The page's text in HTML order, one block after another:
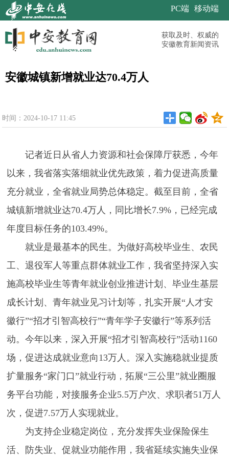
PC端 移动端
获取及时、权威的
安徽教育新闻资讯
安徽城镇新增就业达70.4万人
时间：2024-10-17 11:45
记者近日从省人力资源和社会保障厅获悉，今年
以来，我省落实落细就业优先政策，着力促进高质量
充分就业，全省就业局势总体稳定。截至目前，全省
城镇新增就业达70.4万人，同比增长7.9%，已经完成
年度目标任务的103.49%。
就业是最基本的民生。为做好高校毕业生、农民
工、退役军人等重点群体就业工作，我省坚持深入实
施高校毕业生等青年就业创业推进计划、毕业生基层
成长计划、青年就业见习计划等，扎实开展“人才安
徽行”“招才引智高校行”“青年学子安徽行”等系列活
动。今年以来，深入开展“招才引智高校行”活动1160
场，促进达成就业意向13万人。深入实施稳就业提质
扩量服务“家门口”就业行动，拓展“三公里”就业圈服
务平台功能，对接服务企业5.5万户次、求职者51万人
次，促进7.57万人实现就业。
为支持企业稳定岗位，充分发挥失业保险保生
活、防失业、促就业功能作用，我省延续实施失业保